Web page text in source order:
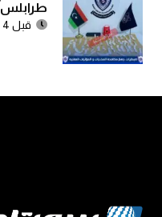
طرابلس
قبل 4 أشهر